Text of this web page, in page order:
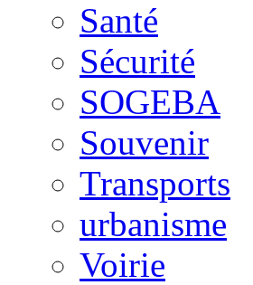
Santé
Sécurité
SOGEBA
Souvenir
Transports
urbanisme
Voirie